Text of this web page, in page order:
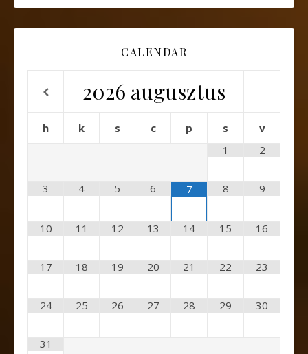
CALENDAR
2026 augusztus
h k s c p s
v
1
2
3 4 5 6 7 8 9
10 11 12 13 14 15 16
17 18 19 20 21 22 23
24 25 26 27 28 29 30
31